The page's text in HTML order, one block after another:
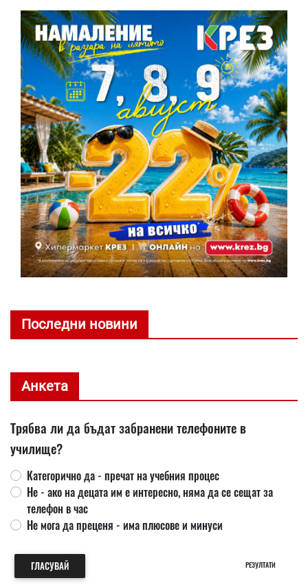
Последни новини
Анкета
Трябва ли да бъдат забранени телефоните в
училище?
Категорично да - пречат на учебния процес
Не - ако на децата им е интересно, няма да се сещат за
телефон в час
Не мога да преценя - има плюсове и минуси
ГЛАСУВАЙ РЕЗУЛТАТИ